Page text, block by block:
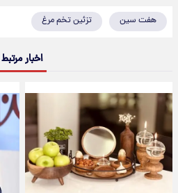
هفت سین تزئین تخم مرغ
اخبار مرتبط